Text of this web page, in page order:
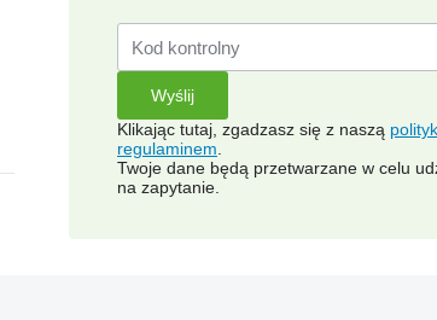
Klikając tutaj, zgadzasz się z naszą
regulaminem
Twoje dane będą przetwarzane w celu
na zapytanie.